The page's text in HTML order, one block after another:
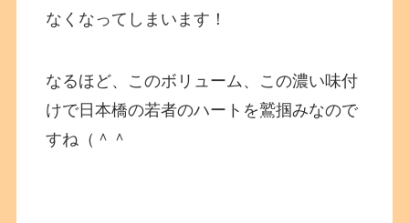
なくなってしまいます！
なるほど、このボリューム、この濃い味付
けで日本橋の若者のハートを鷲掴みなので
すね（＾＾